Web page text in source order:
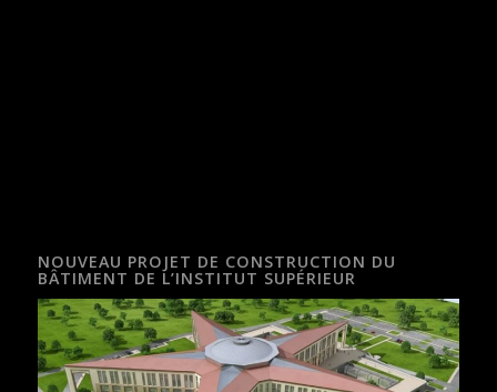
NOUVEAU PROJET DE CONSTRUCTION DU
BÂTIMENT DE L’INSTITUT SUPÉRIEUR